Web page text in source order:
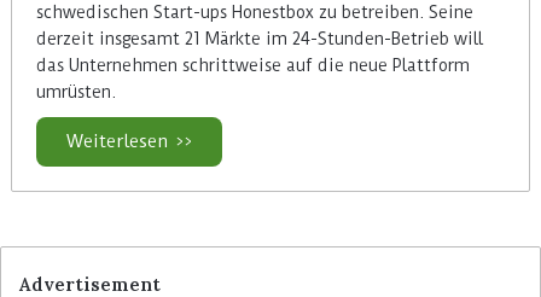
schwedischen Start-ups Honestbox zu betreiben. Seine
derzeit insgesamt 21 Märkte im 24-Stunden-Betrieb will
das Unternehmen schrittweise auf die neue Plattform
umrüsten.
Weiterlesen >>
Advertisement